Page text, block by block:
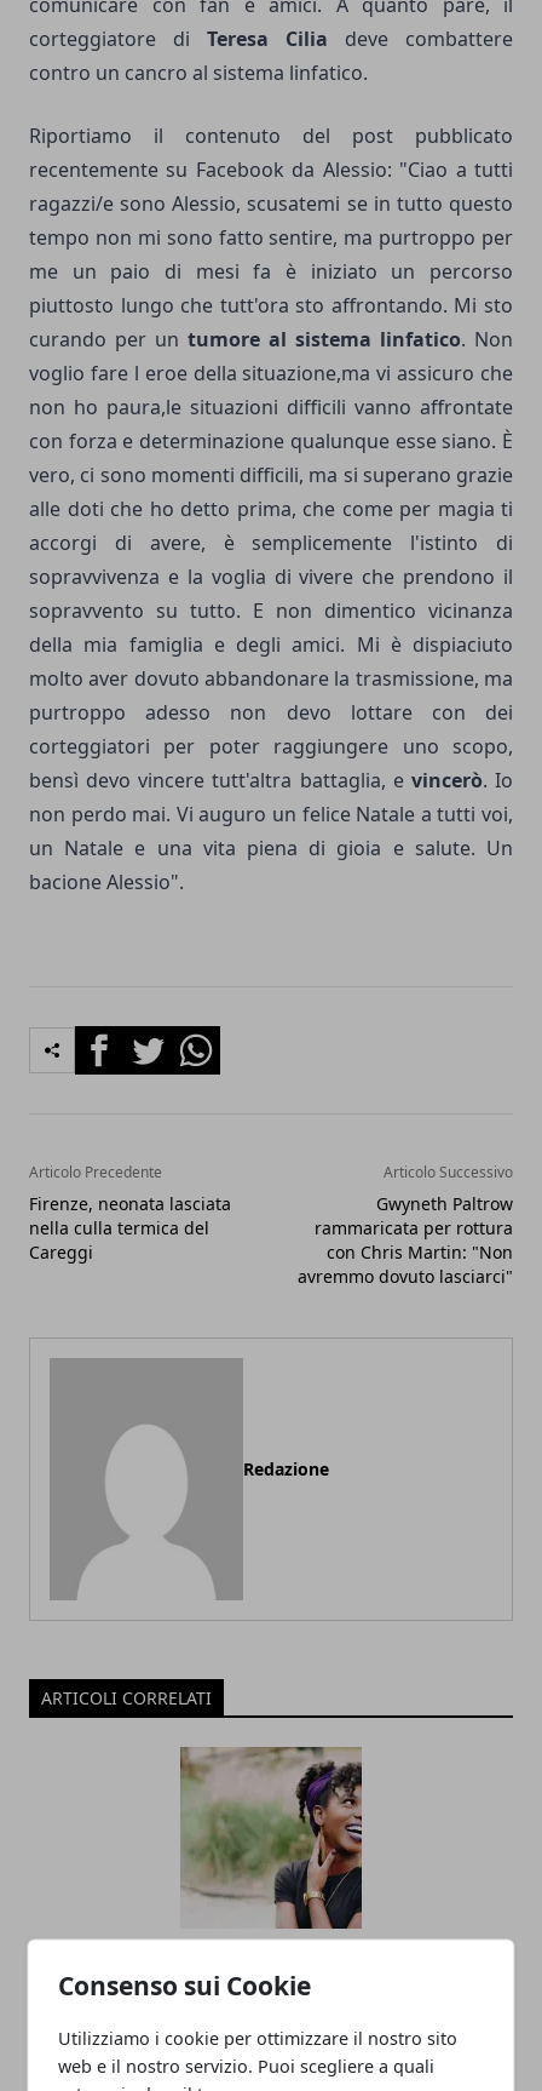
Consenso sui Cookie
Utilizziamo i cookie per ottimizzare il nostro sito
web e il nostro servizio. Puoi scegliere a quali
corteggiatore di Teresa Cilia deve combattere
contro un cancro al sistema linfatico.
Riportiamo il contenuto del post pubblicato
recentemente su Facebook da Alessio: "Ciao a tutti
ragazzi/e sono Alessio, scusatemi se in tutto questo
tempo non mi sono fatto sentire, ma purtroppo per
me un paio di mesi fa è iniziato un percorso
piuttosto lungo che tutt'ora sto affrontando. Mi sto
curando per un tumore al sistema linfatico. Non
voglio fare l eroe della situazione,ma vi assicuro che
non ho paura,le situazioni difficili vanno affrontate
con forza e determinazione qualunque esse siano. È
vero, ci sono momenti difficili, ma si superano grazie
alle doti che ho detto prima, che come per magia ti
accorgi di avere, è semplicemente l'istinto di
sopravvivenza e la voglia di vivere che prendono il
sopravvento su tutto. E non dimentico vicinanza
della mia famiglia e degli amici. Mi è dispiaciuto
molto aver dovuto abbandonare la trasmissione, ma
purtroppo adesso non devo lottare con dei
corteggiatori per poter raggiungere uno scopo,
bensì devo vincere tutt'altra battaglia, e vincerò. Io
non perdo mai. Vi auguro un felice Natale a tutti voi,
un Natale e una vita piena di gioia e salute. Un
bacione Alessio".
FacebookTwitterWhatsapp
Articolo Precedente
Firenze, neonata lasciata
nella culla termica del
Careggi
Articolo Successivo
Gwyneth Paltrow
rammaricata per rottura
con Chris Martin: "Non
avremmo dovuto lasciarci"
Redazione
ARTICOLI CORRELATI
più attraenti in una donna
28/03/2025